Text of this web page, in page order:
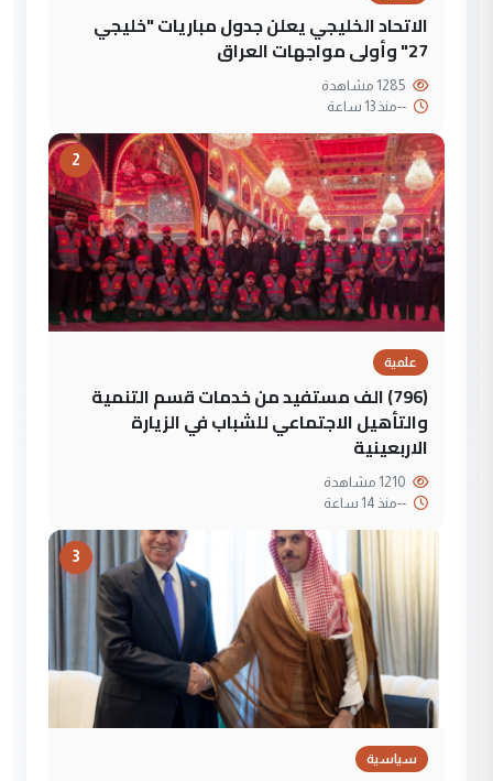
الاتحاد الخليجي يعلن جدول مباريات "خليجي
27" وأولى مواجهات العراق
--منذ 13 ساعة
2
علمية
(796) الف مستفيد من خدمات قسم التنمية
والتأهيل الاجتماعي للشباب في الزيارة
الاربعينية
--منذ 14 ساعة
3
سياسية